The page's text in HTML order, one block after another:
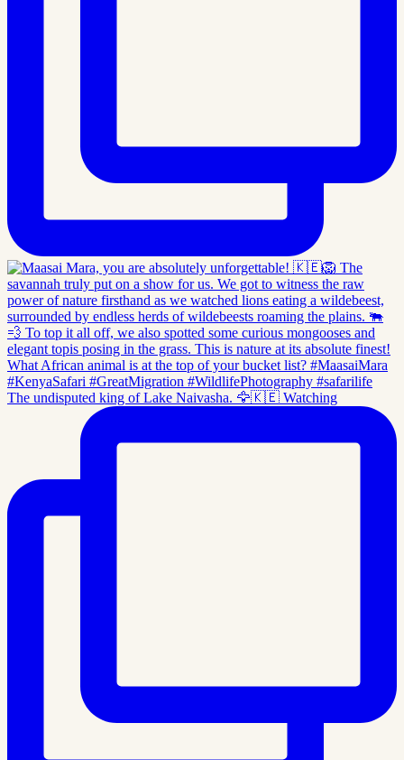
The undisputed king of Lake Naivasha. 🦅🇰🇪 Watching